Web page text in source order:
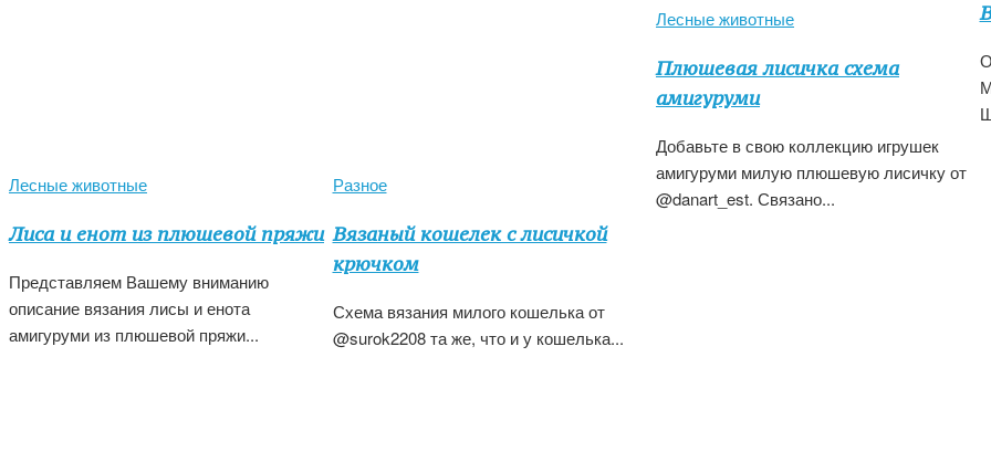
Лесные животные
Лиса и енот из плюшевой пряжи
Представляем Вашему вниманию
описание вязания лисы и енота
амигуруми из плюшевой пряжи...
Разное
Вязаный кошелек с лисичкой
крючком
Схема вязания милого кошелька от
@surok2208 та же, что и у кошелька...
Лесные животные
Плюшевая лисичка схема
амигуруми
Добавьте в свою коллекцию игрушек
амигуруми милую плюшевую лисичку от
@danart_est. Связано...